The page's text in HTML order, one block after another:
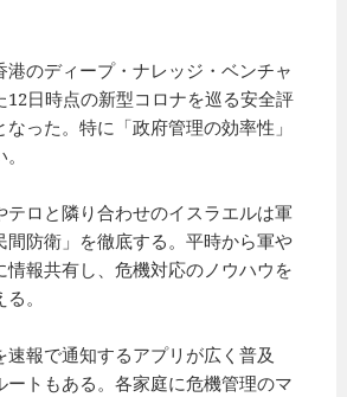
港のディープ・ナレッジ・ベンチャ
12日時点の新型コロナを巡る安全評
った。特に「政府管理の効率性」
テロと隣り合わせのイスラエルは軍
間防衛」を徹底する。平時から軍や
情報共有し、危機対応のノウハウを
。
速報で通知するアプリが広く普及
ートもある。各家庭に危機管理のマ